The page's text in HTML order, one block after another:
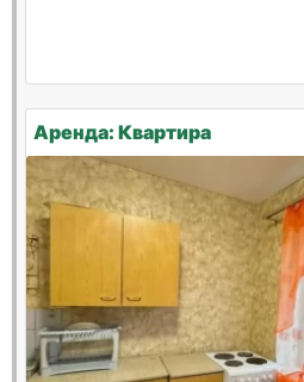
Аренда: Квартира